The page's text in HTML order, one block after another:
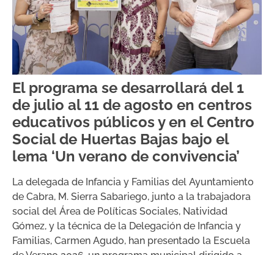
El programa se desarrollará del 1
de julio al 11 de agosto en centros
educativos públicos y en el Centro
Social de Huertas Bajas bajo el
lema ‘Un verano de convivencia’
La delegada de Infancia y Familias del Ayuntamiento
de Cabra, M. Sierra Sabariego, junto a la trabajadora
social del Área de Políticas Sociales, Natividad
Gómez, y la técnica de la Delegación de Infancia y
Familias, Carmen Agudo, han presentado la Escuela